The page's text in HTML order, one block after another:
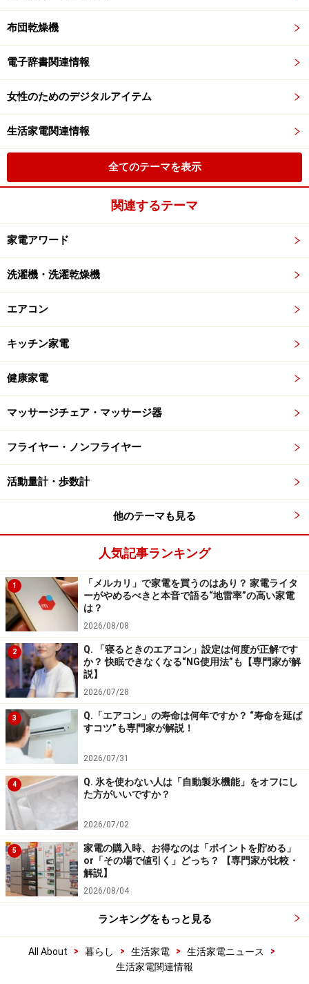
布団乾燥機
電子辞書関連情報
女性のためのデジタルアイテム
生活家電関連情報
全てのテーマを表示
関連するテーマ
家電アワード
洗濯機・洗濯乾燥機
エアコン
キッチン家電
健康家電
マッサージチェア・マッサージ器
フライヤー・ノンフライヤー
活動量計・歩数計
他のテーマも見る
人気記事ランキング
1
「メルカリ」で家電を買うのはあり？ 家電ライタ
ーがやめるべきと本音で語る“地雷率”の高い家電
は？
2026/08/08
2
Q. 「寝るときのエアコン」設定は何度が正解です
か？ 快眠できなくなる“NG使用法”も【専門家が解
説】
2026/07/28
3
Q.「エアコン」の寿命は何年ですか？ “寿命を延ば
すコツ”も専門家が解説！
2026/07/31
4
Q. 氷を使わない人は「自動製氷機能」をオフにし
た方がいいですか？
2026/07/02
5
家電の購入時、お得なのは「ポイントを貯める」
or「その場で値引く」どっち？ 【専門家が比較・
解説】
2026/08/04
ランキングをもっと見る
All About > 暮らし > 生活家電 > 生活家電ニュース
>
生活家電関連情報